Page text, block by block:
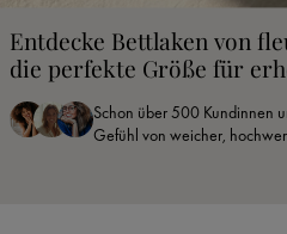
Entdecke Bettlaken von
die perfekte Größe für
Schon über 500 Kundinnen
Gefühl von weicher,